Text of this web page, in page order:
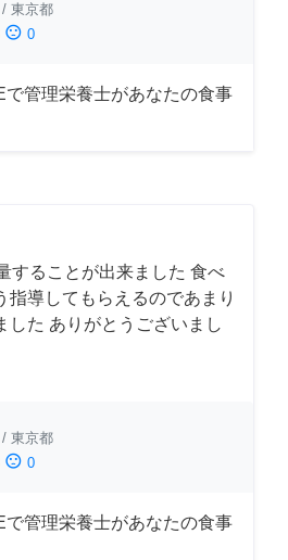
/ 東京都
sentiment_dissatisfied 0
管理栄養士があなたの食事
することが出来ました 食べ
指導してもらえるのであまり
した ありがとうございまし
/ 東京都
sentiment_dissatisfied 0
管理栄養士があなたの食事